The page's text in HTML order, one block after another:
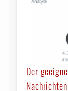
Der
Nachrichten